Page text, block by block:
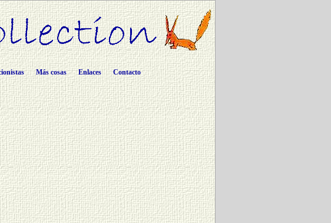
Más cosas Enlaces Contacto